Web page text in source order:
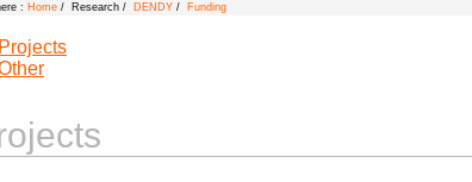
: Home / Research / DENDY / Funding
Projects